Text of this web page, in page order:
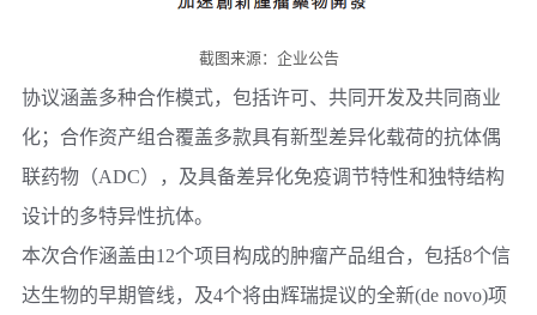
截图来源：企业公告
协议涵盖多种合作模式，包括许可、共同开发及共同商业
化；合作资产组合覆盖多款具有新型差异化载荷的抗体偶
联药物（ADC），及具备差异化免疫调节特性和独特结构
设计的多特异性抗体。
本次合作涵盖由12个项目构成的肿瘤产品组合，包括8个信
达生物的早期管线，及4个将由辉瑞提议的全新(de novo)项